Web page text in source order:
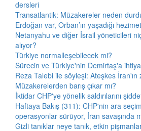
dersleri
Transatlantik: Müzakereler neden
Erdoğan var, Orban’ın yaşadığı hezimet
Netanyahu ve diğer İsrail yöneticileri
alıyor?
Türkiye normalleşebilecek mi?
Sürecin ve Türkiye'nin Demirtaş'a
Reza Talebi ile söyleşi: Ateşkes İran'ın
Müzakerelerden barış çıkar mı?
İktidar CHP'ye yönelik saldırılarını
Haftaya Bakış (311): CHP'nin ara
operasyonlar sürüyor, İran savaşında
Gizli tanıklar neye tanık, etkin